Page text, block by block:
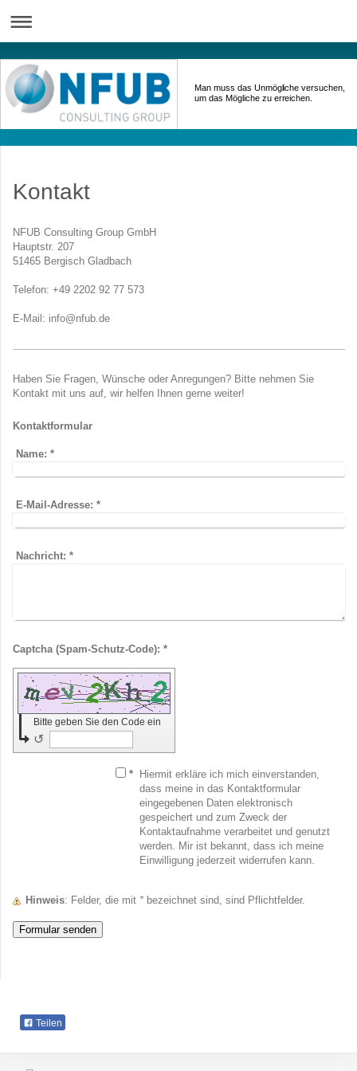
Man muss das Unmögliche versuchen,
um das Mögliche zu erreichen.
Kontakt
NFUB Consulting Group GmbH
Hauptstr. 207
51465 Bergisch Gladbach
Telefon: +49 2202 92 77 573
E-Mail: info@nfub.de
Haben Sie Fragen, Wünsche oder Anregungen? Bitte nehmen Sie
Kontakt mit uns auf, wir helfen Ihnen gerne weiter!
Kontaktformular
Name: *
E-Mail-Adresse: *
Nachricht: *
Captcha (Spam-Schutz-Code): *
Bitte geben Sie den Code ein
↺
*
Hiermit erkläre ich mich einverstanden,
dass meine in das Kontaktformular
eingegebenen Daten elektronisch
gespeichert und zum Zweck der
Kontaktaufnahme verarbeitet und genutzt
werden. Mir ist bekannt, dass ich meine
Einwilligung jederzeit widerrufen kann.
Hinweis : Felder, die mit *bezeichnet sind, sind Pflichtfelder.
Teilen